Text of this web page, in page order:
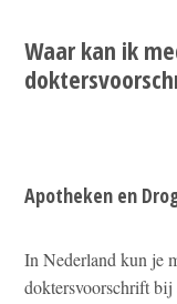
Waar kan ik
Apotheken en
In Nederland kun je
doktersvoorschrift